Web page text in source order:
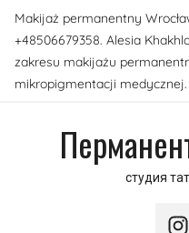
Перейти
содержимому
Makijaż permanentny
+48506679358. Alesia
zakresu makijażu
mikropigmentacji medycznej.
студия